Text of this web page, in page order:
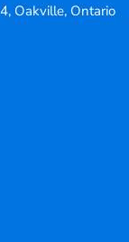
Oakville, Ontario